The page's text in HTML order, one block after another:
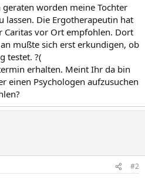
worden meine Tochter
lassen. Die Ergotherapeutin hat
Caritas vor Ort empfohlen. Dort
mußte sich erst erkundigen, ob
testet. ?(
erhalten. Meint Ihr da bin
einen Psychologen aufzusuchen
#2